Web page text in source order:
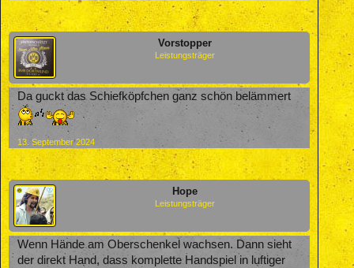
Vorstopper
Leistungsträger
Da guckt das Schiefköpfchen ganz schön belämmert
13. September 2024
Hope
Leistungsträger
Wenn Hände am Oberschenkel wachsen. Dann sieht
der direkt Hand, dass komplette Handspiel in luftiger